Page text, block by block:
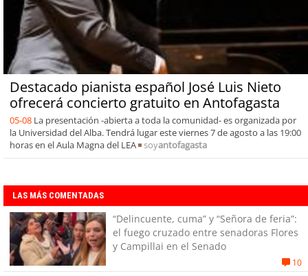
Destacado pianista español José Luis Nieto
ofrecerá concierto gratuito en Antofagasta
05-08 La presentación -abierta a toda la comunidad- es organizada por
la Universidad del Alba. Tendrá lugar este viernes 7 de agosto a las 19:00
horas en el Aula Magna del LEA
soyantofagasta
LAS MÁS COMENTADAS
“Delincuente, cuma” y “Señora de feria”:
el fuego cruzado entre senadoras Flores
y Campillai en el Senado
10